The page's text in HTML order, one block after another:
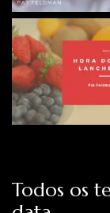
Todos os